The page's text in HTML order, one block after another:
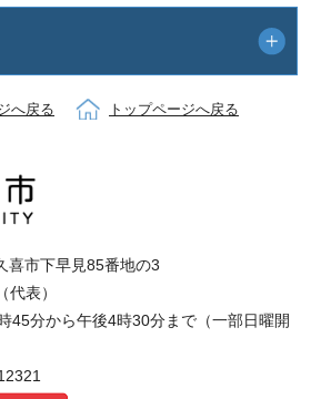
へ戻る トップページへ戻る
市下早見85番地の3
表）
45分から午後4時30分まで（一部日曜開